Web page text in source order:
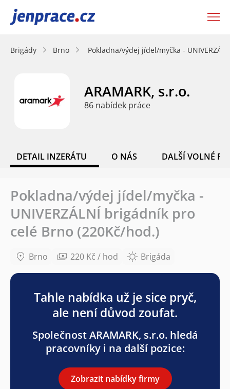
JenPráce.cz
Brigády Brno Pokladna/výdej jídel/myčka -
ARAMARK, s.r.o.
86 nabídek práce
DETAIL INZERÁTU O NÁS DALŠÍ VOLNÉ
Pokladna/výdej jídel/myčka -
UNIVERZÁLNÍ brigádník pro
celé Brno (220Kč/hod.)
Brno 220 Kč / hod Brigáda
Tahle nabídka už je sice pryč,
ale není důvod zoufat.
Společnost ARAMARK, s.r.o. hledá
pracovníky i na další pozice:
Zobrazit nabídky firmy